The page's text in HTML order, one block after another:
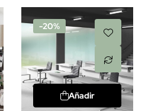
-20%
Añadir